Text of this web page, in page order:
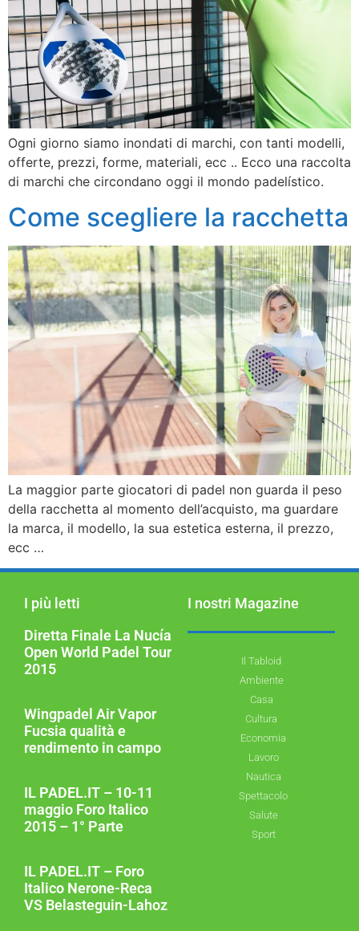
Ogni giorno siamo inondati di marchi, con tanti modelli,
offerte, prezzi, forme, materiali, ecc .. Ecco una raccolta
di marchi che circondano oggi il mondo padelístico.
Come scegliere la racchetta
La maggior parte giocatori di padel non guarda il peso
della racchetta al momento dell’acquisto, ma guardare
la marca, il modello, la sua estetica esterna, il prezzo,
ecc …
I più letti
Diretta Finale La Nucía
Open World Padel Tour
2015
Wingpadel Air Vapor
Fucsia qualità e
rendimento in campo
IL PADEL.IT – 10-11
maggio Foro Italico
2015 – 1° Parte
IL PADEL.IT – Foro
Italico Nerone-Reca
VS Belasteguin-Lahoz
I nostri Magazine
Il Tabloid
Ambiente
Casa
Cultura
Economia
Lavoro
Nautica
Spettacolo
Salute
Sport